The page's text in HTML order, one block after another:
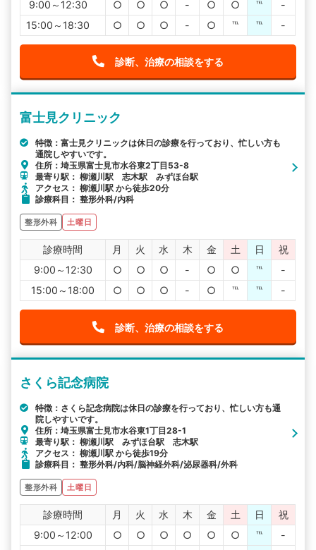
9:00～12:30 ○ ○ ○ - ○ ○ ℡
-
15:00～18:30
○ ○ ○ - ○ ℡ ℡ -
診断、治療の相談をする
富士見クリニック
特徴：富士見クリニックは休日の診療を行っており、忙しい方も
通院しやすいです。
住所：埼玉県富士見市水谷東2丁目53-8
最寄り駅： 柳瀬川駅 志木駅 みずほ台駅
アクセス： 柳瀬川駅 から徒歩20分
診療科目： 整形外科/内科
整形外科 土曜日
診療時間 月 火 水 木 金 土 日
祝
9:00～12:30
○ ○ ○ - ○ ○ ℡
-
15:00～18:00
○ ○ ○ - ○ ℡ ℡ -
診断、治療の相談をする
さくら記念病院
特徴：さくら記念病院は休日の診療を行っており、忙しい方も通
院しやすいです。
住所：埼玉県富士見市水谷東1丁目28-1
最寄り駅： 柳瀬川駅 みずほ台駅 志木駅
アクセス： 柳瀬川駅 から徒歩19分
診療科目： 整形外科/内科/脳神経外科/泌尿器科/外科
整形外科 土曜日
診療時間 月 火 水 木 金 土 日
祝
9:00～12:00
○ ○ ○ ○ ○ ○ ℡
-